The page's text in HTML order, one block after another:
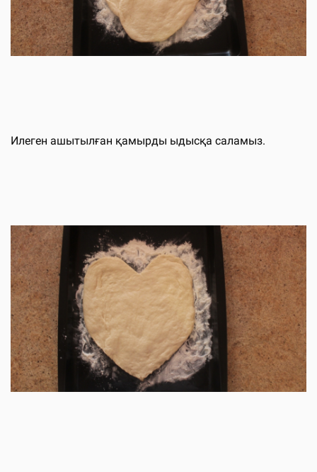
Илеген ашытылған қамырды ыдысқа саламыз.